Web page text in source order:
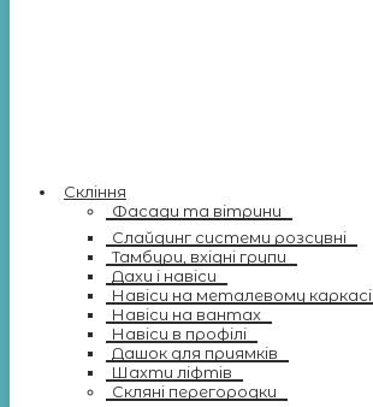
Скління
Фасади та вітрини
Слайдинг системи розсувні
Тамбури, вхідні групи
Дахи і навіси
Навіси на металевому каркасі
Навіси на вантах
Навіси в профілі
Дашок для приямків
Шахти ліфтів
Скляні перегородки